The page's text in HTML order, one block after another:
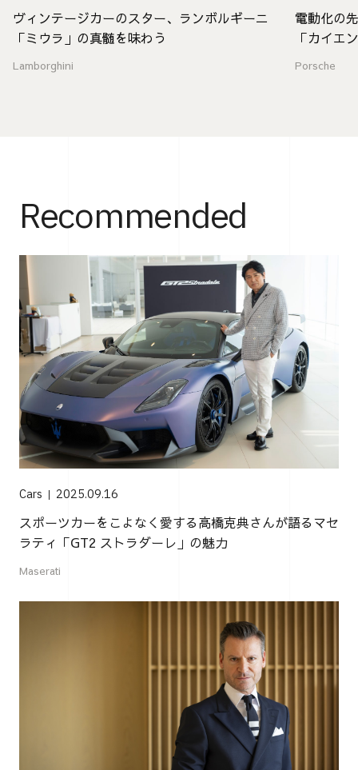
ヴィンテージカーのスター、ランボルギーニ
「ミウラ」の真髄を味わう
Lamborghini
電動化の
「カイエ
Porsche
Recommended
Cars 2025.09.16
スポーツカーをこよなく愛する高橋克典さんが語るマセ
ラティ「GT2 ストラダーレ」の魅力
Maserati